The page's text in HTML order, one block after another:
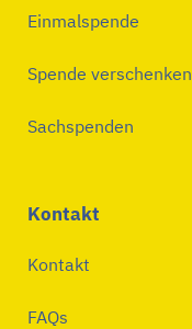
Einmalspende
Spende verschenken
Sachspenden
Kontakt
Kontakt
FAQs